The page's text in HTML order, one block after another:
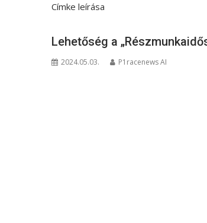
Címke leírása
Lehetőség a
2024.05.03. P1racenews AI